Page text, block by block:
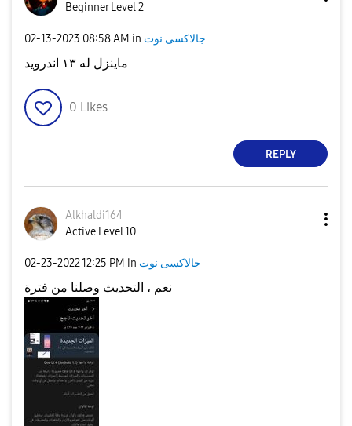
Beginner Level 2
‎02-13-2023 08:58 AM in جالاكسى نوت
ماينزل له ١٣ اندرويد
0 Likes
REPLY
Alkhaldi164
Active Level 10
‎02-23-202212:25 PM in جالاكسى نوت
نعم ، التحديث وصلنا من فترة